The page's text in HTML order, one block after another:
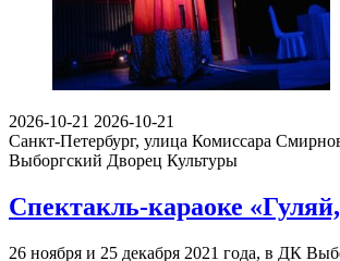
2026-10-21 2026-10-21
Санкт-Петербург, улица Комиссара
Выборгский Дворец Культуры
Спектакль-караоке
26 ноября и 25 декабря 2021 года, в ДК